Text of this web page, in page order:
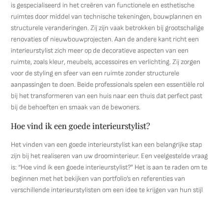
is gespecialiseerd in het creëren van functionele en esthetische
ruimtes door middel van technische tekeningen, bouwplannen en
structurele veranderingen. Zij zijn vaak betrokken bij grootschalige
renovaties of nieuwbouwprojecten. Aan de andere kant richt een
interieurstylist zich meer op de decoratieve aspecten van een
ruimte, zoals kleur, meubels, accessoires en verlichting. Zij zorgen
voor de styling en sfeer van een ruimte zonder structurele
aanpassingen te doen. Beide professionals spelen een essentiële rol
bij het transformeren van een huis naar een thuis dat perfect past
bij de behoeften en smaak van de bewoners.
Hoe vind ik een goede interieurstylist?
Het vinden van een goede interieurstylist kan een belangrijke stap
zijn bij het realiseren van uw droominterieur. Een veelgestelde vraag
is: “Hoe vind ik een goede interieurstylist?” Het is aan te raden om te
beginnen met het bekijken van portfolio’s en referenties van
verschillende interieurstylisten om een idee te krijgen van hun stijl